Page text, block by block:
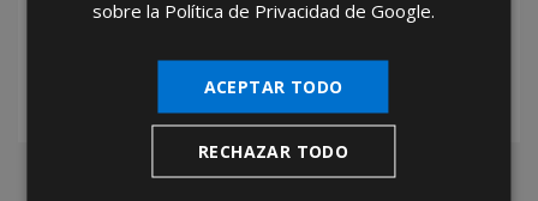
TOTAL AUTONOMIA en la gestión de tu
sobre la Política de Privacidad de Google.
ACEPTAR TODO
RECHAZAR TODO